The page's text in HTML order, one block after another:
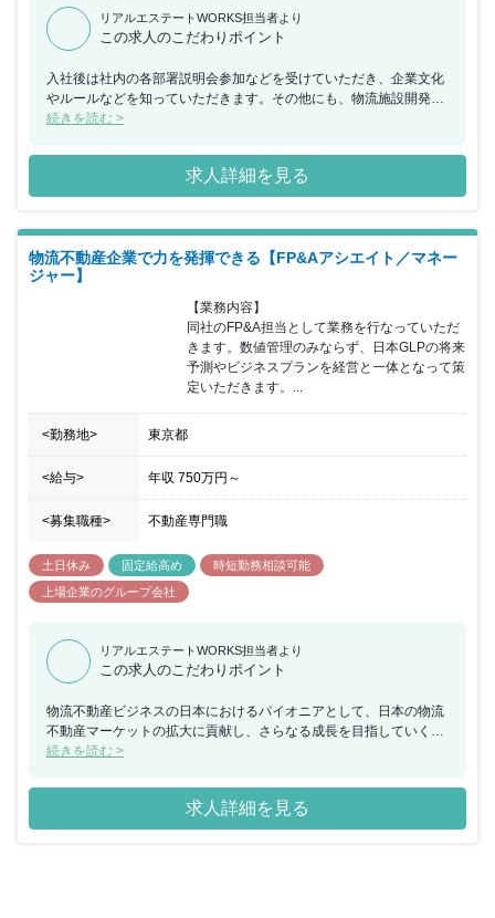
リアルエステートWORKS担当者より
この求人のこだわりポイント
入社後は社内の各部署説明会参加などを受けていただき、企業文化
やルールなどを知っていただきます。その他にも、物流施設開発の
取り組み、ALFALINK開発の取り組み等の業務に関する情報もイン
管理まで幅広い領域に携わることができる仕事です。
続きを読む >
求人詳細を見る
物流不動産企業で力を発揮できる【FP&Aアシエイト／マネー
ジャー】
【業務内容】
同社のFP&A担当として業務を行なっていただ
きます。数値管理のみならず、日本GLPの将来
予測やビジネスプランを経営と一体となって策
定いただきます。...
<勤務地> 東京都
<給与> 年収 750万円 ～
<募集職種> 不動産専門職
土日休み 固定給高め
時短勤務相談可能
上場企業のグループ会社
リアルエステートWORKS担当者より
この求人のこだわりポイント
物流不動産ビジネスの日本におけるパイオニアとして、日本の物流
不動産マーケットの拡大に貢献し、さらなる成長を目指していくた
め2012年12月には物流施設に特化した最大規模の「J-REIT」を東
かして、施設開発や既存物流施設のリニューアルに注力していま
す。社員を第一に考え、リーマンショック時もリストラは行わず、
解雇がないのも企業の特徴です。
続きを読む >
求人詳細を見る